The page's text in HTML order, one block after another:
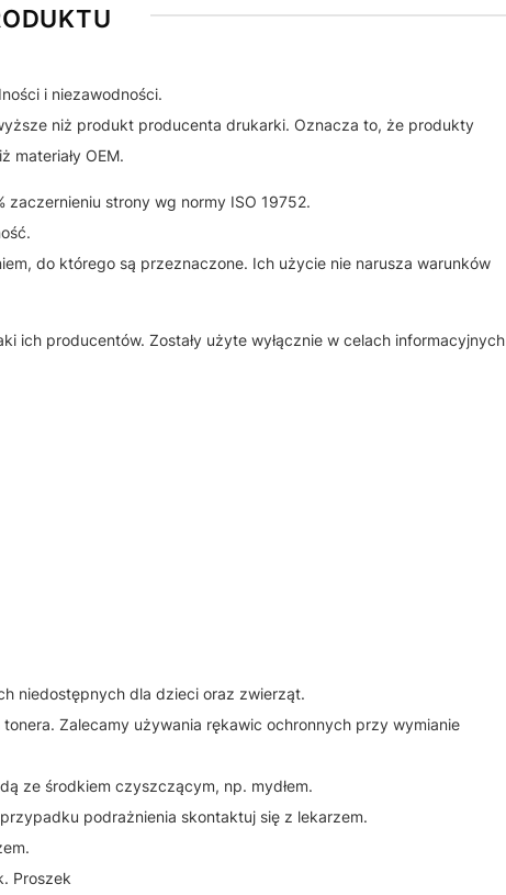
i niezawodności.
niż produkt producenta drukarki. Oznacza to, że produkty
materiały OEM.
strony wg normy ISO 19752.
do którego są przeznaczone. Ich użycie nie narusza warunków
ich producentów. Zostały użyte wyłącznie w celach informacyjnych
niedostępnych dla dzieci oraz zwierząt.
Zalecamy używania rękawic ochronnych przy wymianie
ze środkiem czyszczącym, np. mydłem.
podrażnienia skontaktuj się z lekarzem.
Proszek